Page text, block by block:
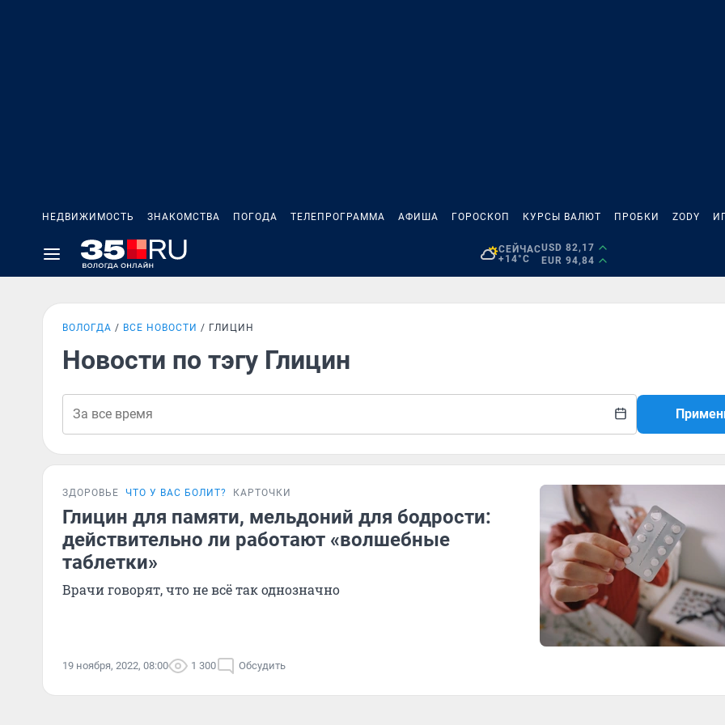
НЕДВИЖИМОСТЬ ЗНАКОМСТВА ПОГОДА ТЕЛЕПРОГРАММА АФИША ГОРОСКОП КУРСЫ ВАЛЮТ ПРОБКИ ZODY
СЕЙЧАС
+14°C
USD 82,17
EUR 94,84
ВОЛОГДА ВСЕ НОВОСТИ ГЛИЦИН
Новости по тэгу Глицин
ЗДОРОВЬЕ ЧТО У ВАС БОЛИТ? КАРТОЧКИ
Глицин для памяти, мельдоний для бодрости:
действительно ли работают «волшебные
таблетки»
Врачи говорят, что не всё так однозначно
19 ноября, 2022, 08:00 1 300 Обсудить